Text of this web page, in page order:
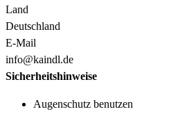
Land
Deutschland
E-Mail
info@kaindl.de
Sicherheitshinweise
Augenschutz benutzen